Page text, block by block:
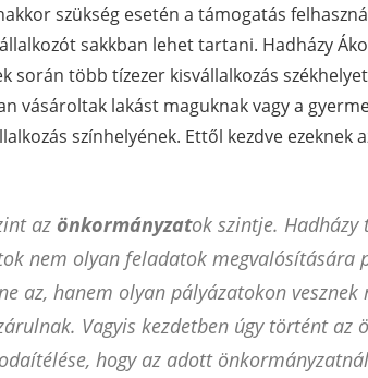
szükség esetén a támogatás
sakkban lehet tartani. Hadházy
során több tízezer kisvállalkozás
vásároltak lakást maguknak vagy a
színhelyének. Ettől kezdve
az önkormányzatok szintje.
nem olyan feladatok megvalósítására
az, hanem olyan pályázatokon vesznek
Vagyis kezdetben úgy történt az
hogy az adott